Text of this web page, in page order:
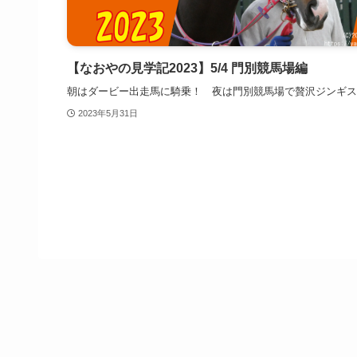
【なおやの見学記2023】5/4 門別競馬場編
朝はダービー出走馬に騎乗！ 夜は門別競馬場で贅沢ジンギス
2023年5月31日